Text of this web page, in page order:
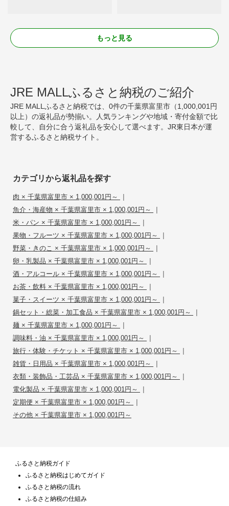
もっと見る
JRE MALLふるさと納税のご紹介
JRE MALLふるさと納税では、0件の千葉県富里市（1,000,001円
以上）の返礼品が勢揃い。人気ランキングや地域・寄付金額で比
較して、自分に合う返礼品を安心して選べます。JR東日本が運
営するふるさと納税サイト。
カテゴリから返礼品を探す
肉 × 千葉県富里市 × 1,000,001円～ |
魚介・海産物 × 千葉県富里市 × 1,000,001円～ |
米・パン × 千葉県富里市 × 1,000,001円～ |
果物・フルーツ × 千葉県富里市 × 1,000,001円～ |
野菜・きのこ × 千葉県富里市 × 1,000,001円～ |
卵・乳製品 × 千葉県富里市 × 1,000,001円～ |
酒・アルコール × 千葉県富里市 × 1,000,001円～ |
お茶・飲料 × 千葉県富里市 × 1,000,001円～ |
菓子・スイーツ × 千葉県富里市 × 1,000,001円～ |
鍋セット・総菜・加工食品 × 千葉県富里市 × 1,000,001円～ |
麺 × 千葉県富里市 × 1,000,001円～ |
調味料・油 × 千葉県富里市 × 1,000,001円～ |
旅行・体験・チケット × 千葉県富里市 × 1,000,001円～ |
雑貨・日用品 × 千葉県富里市 × 1,000,001円～ |
衣類・装飾品・工芸品 × 千葉県富里市 × 1,000,001円～ |
電化製品 × 千葉県富里市 × 1,000,001円～ |
定期便 × 千葉県富里市 × 1,000,001円～ |
その他 × 千葉県富里市 × 1,000,001円～
ふるさと納税ガイド
ふるさと納税はじめてガイド
ふるさと納税の流れ
ふるさと納税の仕組み